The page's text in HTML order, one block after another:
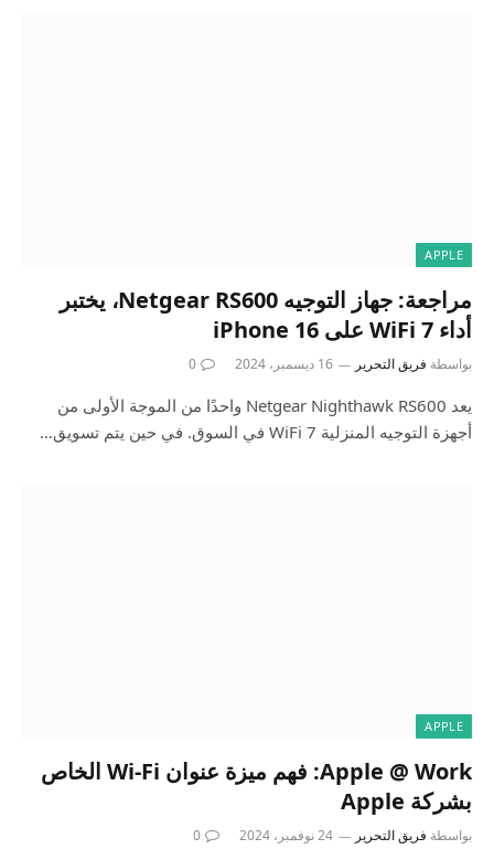
APPLE
مراجعة: جهاز التوجيه Netgear RS600، يختبر
أداء WiFi 7 على iPhone 16
بواسطة فريق التحرير 16 ديسمبر، 2024 0
يعد Netgear Nighthawk RS600 واحدًا من الموجة الأولى من
أجهزة التوجيه المنزلية WiFi 7 في السوق. في حين يتم تسويق…
APPLE
Apple @ Work: فهم ميزة عنوان Wi-Fi الخاص
بشركة Apple
بواسطة فريق التحرير 24 نوفمبر، 2024 0